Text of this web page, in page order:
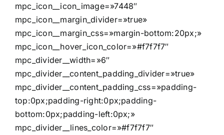
mpc_icon__icon_image=»7448″
mpc_icon__margin_divider=»true»
mpc_icon__margin_css=»margin-bottom:20px;»
mpc_icon__hover_icon_color=»#f7f7f7″
mpc_divider__width=»6″
mpc_divider__content_padding_divider=»true»
mpc_divider__content_padding_css=»padding-
top:0px;padding-right:0px;padding-
bottom:0px;padding-left:0px;»
mpc_divider__lines_color=»#f7f7f7″